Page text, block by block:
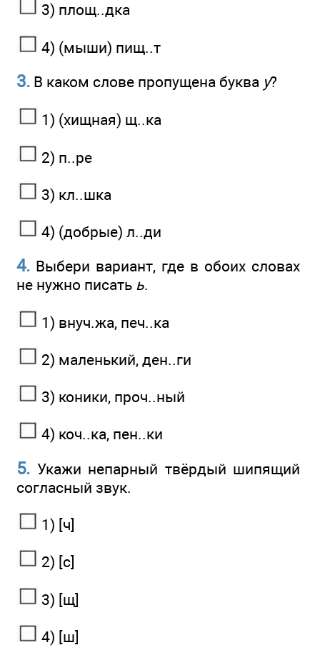
3) площ..дка
4) (мыши) пищ..т
3. В каком слове пропущена буква у?
1) (хищная) щ..ка
2) п..ре
3) кл..шка
4) (добрые) л..ди
4. Выбери вариант, где в обоих словах
не нужно писать ь.
1) внуч.жа, печ..ка
2) маленький, ден..ги
3) коники, проч..ный
4) коч..ка, пен..ки
5. Укажи непарный твёрдый шипящий
согласный звук.
1) [ч]
2) [с]
3) [щ]
4) [ш]